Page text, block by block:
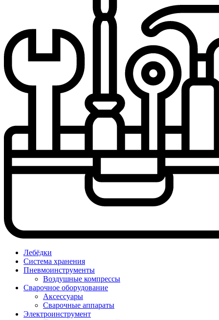
Лебёдки
Система хранения
Пневмоинструменты
Воздушные компрессы
Сварочное оборудование
Аксессуары
Сварочные аппараты
Электроинструмент